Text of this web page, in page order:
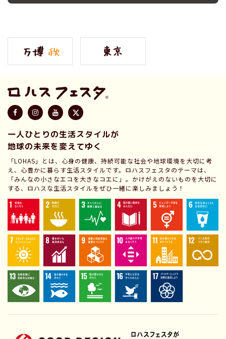
一人ひとりの生活スタイルが
地球の未来を変えてゆく
「LOHAS」とは、心身の健康、持続可能な社会や地球環境を大切に考
え、心豊かに暮らす生活スタイルです。ロハスフェスタのテーマは、
「みんなの小さなエコを大きなコエに」。かけがえのないものを大切に
する、ロハスな生活スタイルをぜひ一緒に楽しみましょう！